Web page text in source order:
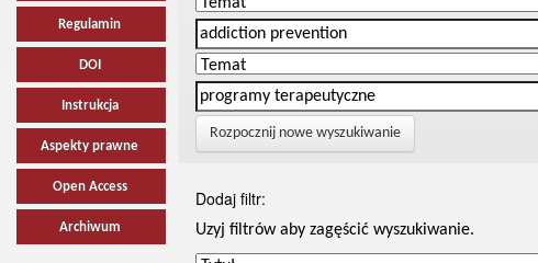
Regulamin
DOI
Instrukcja
Aspekty prawne
Open Access
Archiwum
Rozpocznij nowe wyszukiwanie
Dodaj filtr:
Uzyj filtrów aby zagęścić wyszukiwanie.